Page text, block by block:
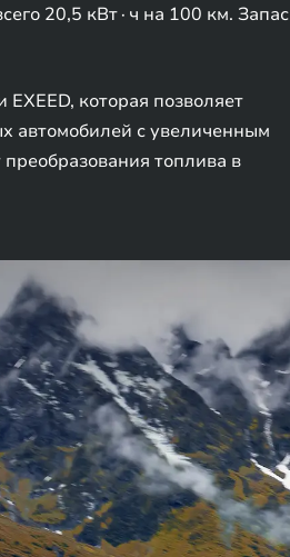
20,5 кВт∙ч на 100 км. Запас
которая позволяет
автомобилей с увеличенным
топлива в